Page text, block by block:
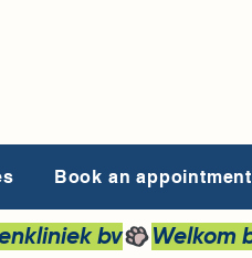
Book an appointment